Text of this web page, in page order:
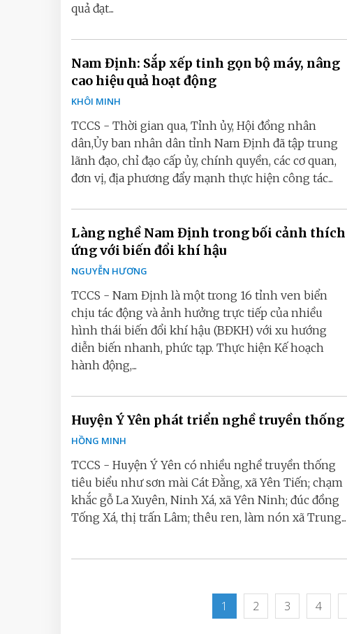
quả đạt...
Nam Định: Sắp xếp tinh gọn bộ máy, nâng
cao hiệu quả hoạt động
KHÔI MINH
TCCS - Thời gian qua, Tỉnh ủy, Hội đồng nhân
dân,Ủy ban nhân dân tỉnh Nam Định đã tập trung
lãnh đạo, chỉ đạo cấp ủy, chính quyền, các cơ quan,
đơn vị, địa phương đẩy mạnh thực hiện công tác...
Làng nghề Nam Định trong bối cảnh thích
ứng với biến đổi khí hậu
NGUYỄN HƯƠNG
TCCS - Nam Định là một trong 16 tỉnh ven biển
chịu tác động và ảnh hưởng trực tiếp của nhiều
hình thái biến đổi khí hậu (BĐKH) với xu hướng
diễn biến nhanh, phức tạp. Thực hiện Kế hoạch
hành động,...
Huyện Ý Yên phát triển nghề truyền thống
HỒNG MINH
TCCS - Huyện Ý Yên có nhiều nghề truyền thống
tiêu biểu như sơn mài Cát Đằng, xã Yên Tiến; chạm
khắc gỗ La Xuyên, Ninh Xá, xã Yên Ninh; đúc đồng
Tống Xá, thị trấn Lâm; thêu ren, làm nón xã Trung...
1 2 3 4